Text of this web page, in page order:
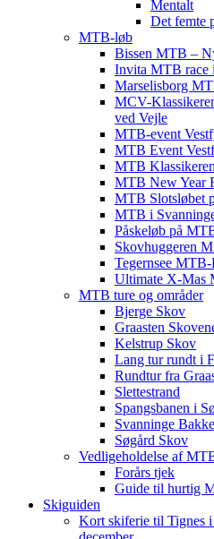
Mentalt
Det femte
MTB-løb
Bissen MTB –
Invita MTB race
Marselisborg
MCV-
ved Vejle
MTB-event
MTB Event
MTB
MTB New Year
MTB Slotsløbet
MTB i
Påskeløb på
Skovhuggeren
Tegernsee MTB-
Ultimate X-Mas
MTB ture og områder
Bjerge Skov
Graasten
Kelstrup Skov
Lang tur rundt i
Rundtur fra
Slettestrand
Spangsbanen i
Svanninge
Søgård Skov
Vedligeholdelse af
Forårs tjek
Guide til hurtig
Skiguiden
Kort skiferie til Tignes